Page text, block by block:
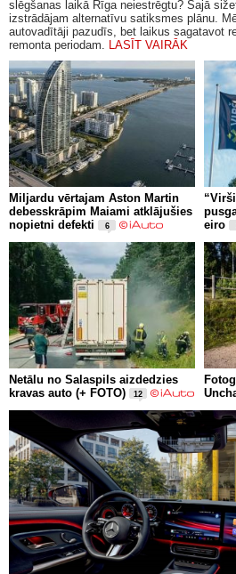
slēgšanas laikā Rīga neiestrēgtu? Šajā
izstrādājam alternatīvu satiksmes plānu.
autovadītāji pazudīs, bet laikus sagatavot
remonta periodam. LASĪT VAIRĀK
Miljardu vērtajam Aston Martin
debesskrāpim Maiami atklājušies
nopietni defekti
6
eiro
Netālu no Salaspils aizdedzies
kravas auto (+ FOTO)
12